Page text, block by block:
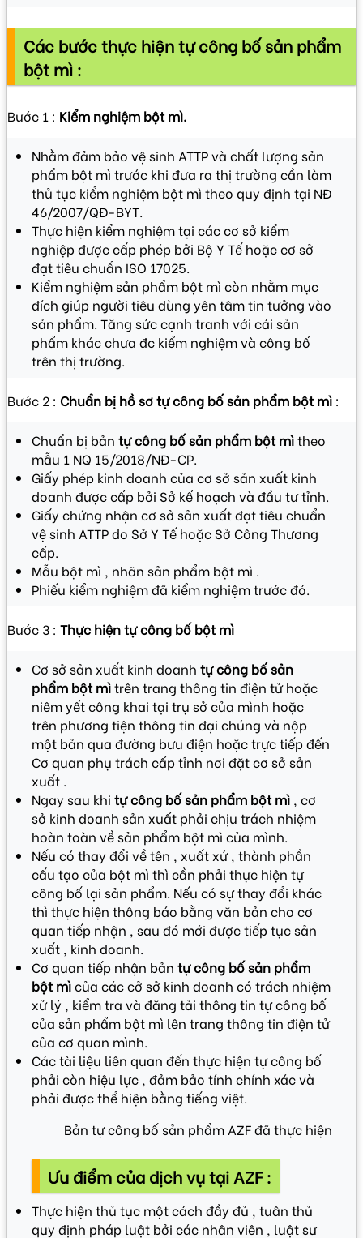
Các bước thực hiện tự công bố sản phẩm
bột mì :
Bước 1 : Kiểm nghiệm bột mì.
Nhằm đảm bảo vệ sinh ATTP và chất lượng sản
phẩm bột mì trước khi đưa ra thị trường cần làm
thủ tục kiểm nghiệm bột mì theo quy định tại NĐ
46/2007/QĐ-BYT.
Thực hiện kiểm nghiệm tại các cơ sở kiểm
nghiệp được cấp phép bởi Bộ Y Tế hoặc cơ sở
đạt tiêu chuẩn ISO 17025.
Kiểm nghiệm sản phẩm bột mì còn nhằm mục
đích giúp người tiêu dùng yên tâm tin tưởng vào
sản phẩm. Tăng sức cạnh tranh với cái sản
phẩm khác chưa đc kiểm nghiệm và công bố
trên thị trường.
Bước 2 : Chuẩn bị hồ sơ tự công bố sản phẩm bột mì :
Chuẩn bị bản tự công bố sản phẩm bột mìtheo
mẫu 1 NQ 15/2018/NĐ-CP.
Giấy phép kinh doanh của cơ sở sản xuất kinh
doanh được cấp bởi Sở kế hoạch và đầu tư tỉnh.
Giấy chứng nhận cơ sở sản xuất đạt tiêu chuẩn
vệ sinh ATTP do Sở Y Tế hoặc Sở Công Thương
cấp.
Mẫu bột mì , nhãn sản phẩm bột mì .
Phiếu kiểm nghiệm đã kiểm nghiệm trước đó.
Bước 3 : Thực hiện tự công bố bột mì
Cơ sở sản xuất kinh doanh tự công bố sản
phẩm bột mìtrên trang thông tin điện tử hoặc
niêm yết công khai tại trụ sở của mình hoặc
trên phương tiện thông tin đại chúng và nộp
một bản qua đường bưu điện hoặc trực tiếp đến
Cơ quan phụ trách cấp tỉnh nơi đặt cơ sở sản
xuất .
Ngay sau khi tự công bố sản phẩm bột mì , cơ
sở kinh doanh sản xuất phải chịu trách nhiệm
hoàn toàn về sản phẩm bột mì của mình.
Nếu có thay đổi về tên , xuất xứ , thành phần
cấu tạo của bột mì thì cần phải thực hiện tự
công bố lại sản phẩm. Nếu có sự thay đổi khác
thì thực hiện thông báo bằng văn bản cho cơ
quan tiếp nhận , sau đó mới được tiếp tục sản
xuất , kinh doanh.
Cơ quan tiếp nhận bản tự công bố sản phẩm
bột mìcủa các cở sở kinh doanh có trách nhiệm
xử lý , kiểm tra và đăng tải thông tin tự công bố
của sản phẩm bột mì lên trang thông tin điện tử
của cơ quan mình.
Các tài liệu liên quan đến thực hiện tự công bố
phải còn hiệu lực , đảm bảo tính chính xác và
phải được thể hiện bằng tiếng việt.
Bản tự công bố sản phẩm AZF đã thực hiện
Ưu điểm của dịch vụ tại AZF :
Thực hiện thủ tục một cách đầy đủ , tuân thủ
quy định pháp luật bởi các nhân viên , luật sư